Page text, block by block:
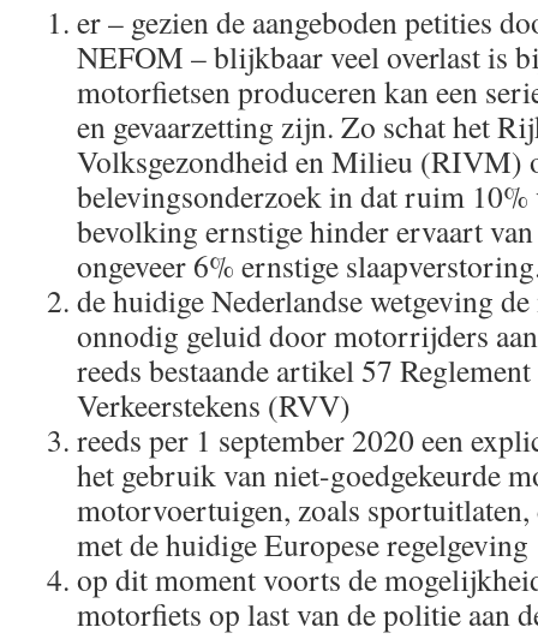
er – gezien de aangeboden petities
NEFOM – blijkbaar veel overlast is
motorfietsen produceren kan een
en gevaarzetting zijn. Zo schat het
Volksgezondheid en Milieu (RIVM)
belevingsonderzoek in dat ruim 10%
bevolking ernstige hinder ervaart
ongeveer 6% ernstige
de huidige Nederlandse wetgeving
onnodig geluid door motorrijders
reeds bestaande artikel 57
Verkeerstekens (RVV)
reeds per 1 september 2020 een
het gebruik van niet-goedgekeurde
motorvoertuigen, zoals
met de huidige Europese regelgeving
op dit moment voorts de
motorfiets op last van de politie aan